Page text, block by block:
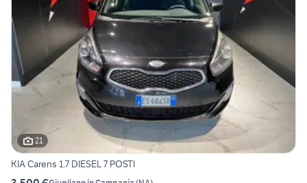
21
KIA Carens 1.7 DIESEL 7 POSTI